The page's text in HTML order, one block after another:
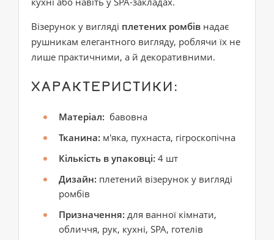
Візерунок у вигляді плетених ромбів надає
рушникам елегантного вигляду, роблячи їх не
лише практичними, а й декоративними.
ХАРАКТЕРИСТИКИ:
Матеріал: бавовна
Тканина: м'яка, пухнаста, гігроскопічна
Кількість в упаковці: 4 шт
Дизайн: плетений візерунок у вигляді
ромбів
Призначення: для ванної кімнати,
обличчя, рук, кухні, SPA, готелів